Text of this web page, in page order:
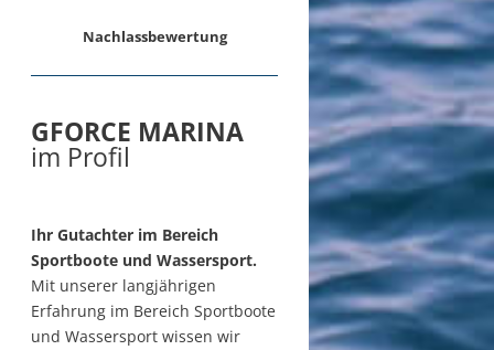
Nachlassbewertung
GFORCE MARINA
im Profil
Ihr Gutachter im Bereich
Sportboote und Wassersport.
Mit unserer langjährigen
Erfahrung im Bereich Sportboote
und Wassersport wissen wir